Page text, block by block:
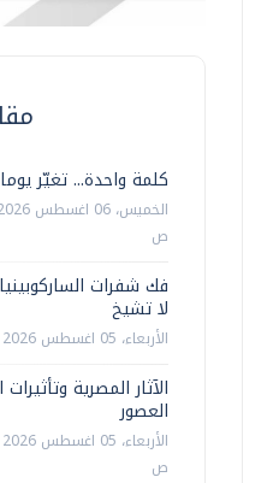
كلمة واحدة... تغيّر
ص
فك شفرات
لا تشيخ
الأربعاء، 05 اغسطس 2026 12:00 م
الآثار المصرية وتأثيرات
العصور
ص